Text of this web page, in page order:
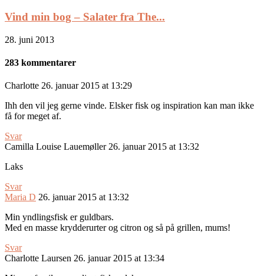
Vind min bog – Salater fra The...
28. juni 2013
283 kommentarer
Charlotte 26. januar 2015 at 13:29
Ihh den vil jeg gerne vinde. Elsker fisk og inspiration kan man ikke
få for meget af.
Svar
Camilla Louise Lauemøller 26. januar 2015 at 13:32
Laks
Svar
Maria D 26. januar 2015 at 13:32
Min yndlingsfisk er guldbars.
Med en masse krydderurter og citron og så på grillen, mums!
Svar
Charlotte Laursen 26. januar 2015 at 13:34